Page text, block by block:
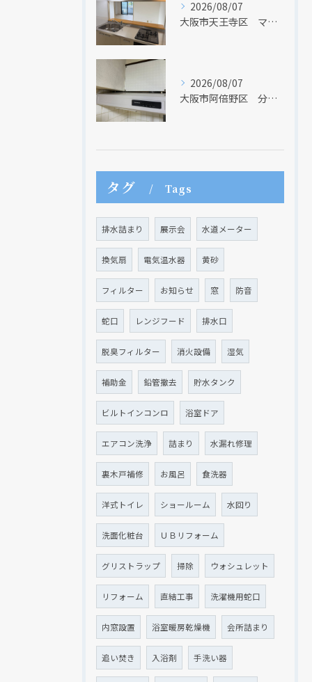
2026/08/07
大阪市天王寺区 マンションのキッチン取替及び内装リフォーム工事 クリナップ
2026/08/07
大阪市阿倍野区 分譲マンションのレンジフード取替リフォーム工事 タカラスタンダード
タグ Tags
排水詰まり 展示会 水道メーター
換気扇 電気温水器 黄砂
フィルター お知らせ 窓 防音
蛇口 レンジフード 排水口
脱臭フィルター 消火設備 湿気
補助金 鉛管撤去 貯水タンク
ビルトインコンロ 浴室ドア
エアコン洗浄 詰まり 水漏れ修理
裏木戸補修 お風呂 食洗器
洋式トイレ ショールーム 水回り
洗面化粧台 ＵＢリフォーム
グリストラップ 掃除 ウォシュレット
リフォーム 直結工事 洗濯機用蛇口
内窓設置 浴室暖房乾燥機 会所詰まり
追い焚き 入浴剤 手洗い器
現在、新聞に入っている折込チラシです。
クリックでチラシのページにジャンプします
現在、新聞に入っている折込チラシです。
クリックでチラシのページにジャンプします